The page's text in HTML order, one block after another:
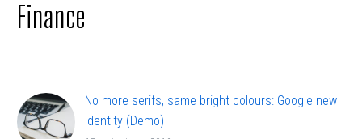
Finance
No more serifs, same bright colours: Google new
identity (Demo)